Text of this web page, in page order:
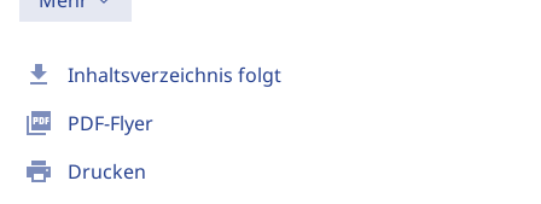
download Inhaltsverzeichnis folgt
picture_as_pdf PDF-Flyer
print Drucken